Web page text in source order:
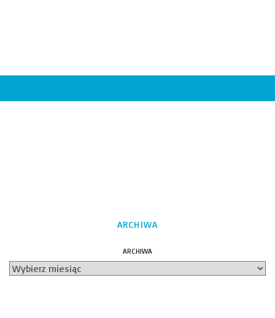
ARCHIWA
ARCHIWA